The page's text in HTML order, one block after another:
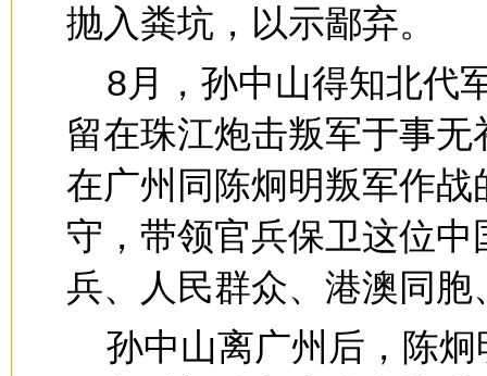
抛入粪坑，以示鄙弃。
8月，孙中山得知北代
留在珠江炮击叛军于事
在广州同陈炯明叛军作
守，带领官兵保卫这位
兵、人民群众、港澳同
孙中山离广州后，陈